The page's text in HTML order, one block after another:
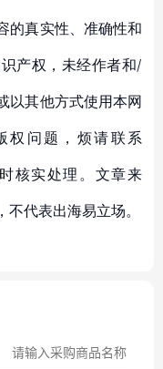
的真实性、准确性和
产权，未经作者和/
以其他方式使用本网
权问题，烦请联系
核实处理。文章来
代表出海易立场。